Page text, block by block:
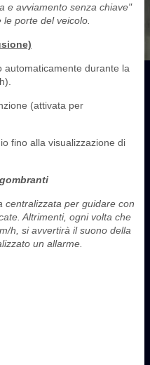
e avviamento senza chiave"
porte del veicolo.
automaticamente durante la
(attivata per
fino alla visualizzazione di
centralizzata per guidare con
Altrimenti, ogni volta che
h, si avvertirà il suono della
un allarme.